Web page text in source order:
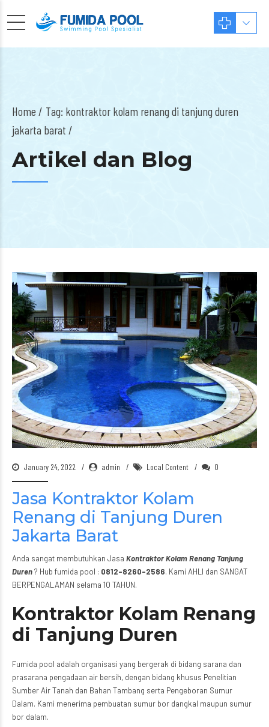
Home
Tag: kontraktor kolam renang di tanjung duren
jakarta barat /
Artikel dan Blog
January 24, 2022 admin Local Content 0
Jasa Kontraktor Kolam
Renang di Tanjung Duren
Jakarta Barat
Anda sangat membutuhkan Jasa Kontraktor Kolam Renang Tanjung
Duren? Hub fumida pool : 0812-8260-2586. Kami AHLI dan SANGAT
BERPENGALAMAN selama 10 TAHUN.
Kontraktor Kolam Renang
di Tanjung Duren
Fumida pool adalah organisasi yang bergerak di bidang sarana dan
prasarana pengadaan air bersih, dengan bidang khusus Penelitian
Sumber Air Tanah dan Bahan Tambang serta Pengeboran Sumur
Dalam. Kami menerima pembuatan sumur bor dangkal maupun sumur
bor dalam.